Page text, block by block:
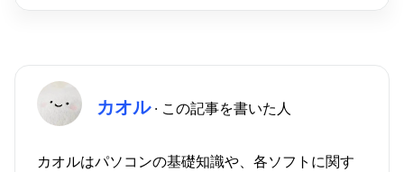
カオル· この記事を書いた人
カオルはパソコンの基礎知識や、各ソフトに関す